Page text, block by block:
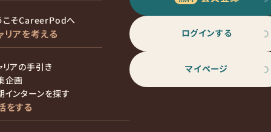
こそCareerPodへ
リアを考える
リアの手引き
企画
インターンを探す
をする
ログインする
マイページ